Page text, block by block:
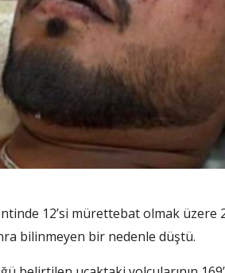
12’si mürettebat olmak üzere
bilinmeyen bir nedenle düştü.